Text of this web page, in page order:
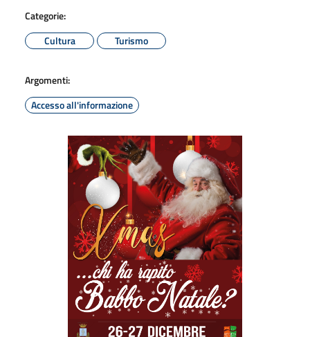
Categorie:
Cultura
Turismo
Argomenti:
Accesso all'informazione